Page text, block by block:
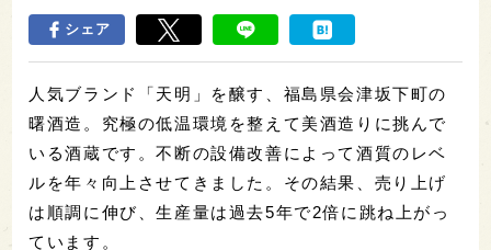
シェア
人気ブランド「天明」を醸す、福島県会津坂下町の
曙酒造。究極の低温環境を整えて美酒造りに挑んで
いる酒蔵です。不断の設備改善によって酒質のレベ
ルを年々向上させてきました。その結果、売り上げ
は順調に伸び、生産量は過去5年で2倍に跳ね上がっ
ています。